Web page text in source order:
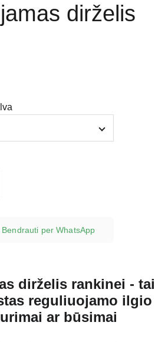
dirželis
Bendrauti per WhatsApp
dirželis rankinei - tai
reguliuojamo ilgio
ar būsimai